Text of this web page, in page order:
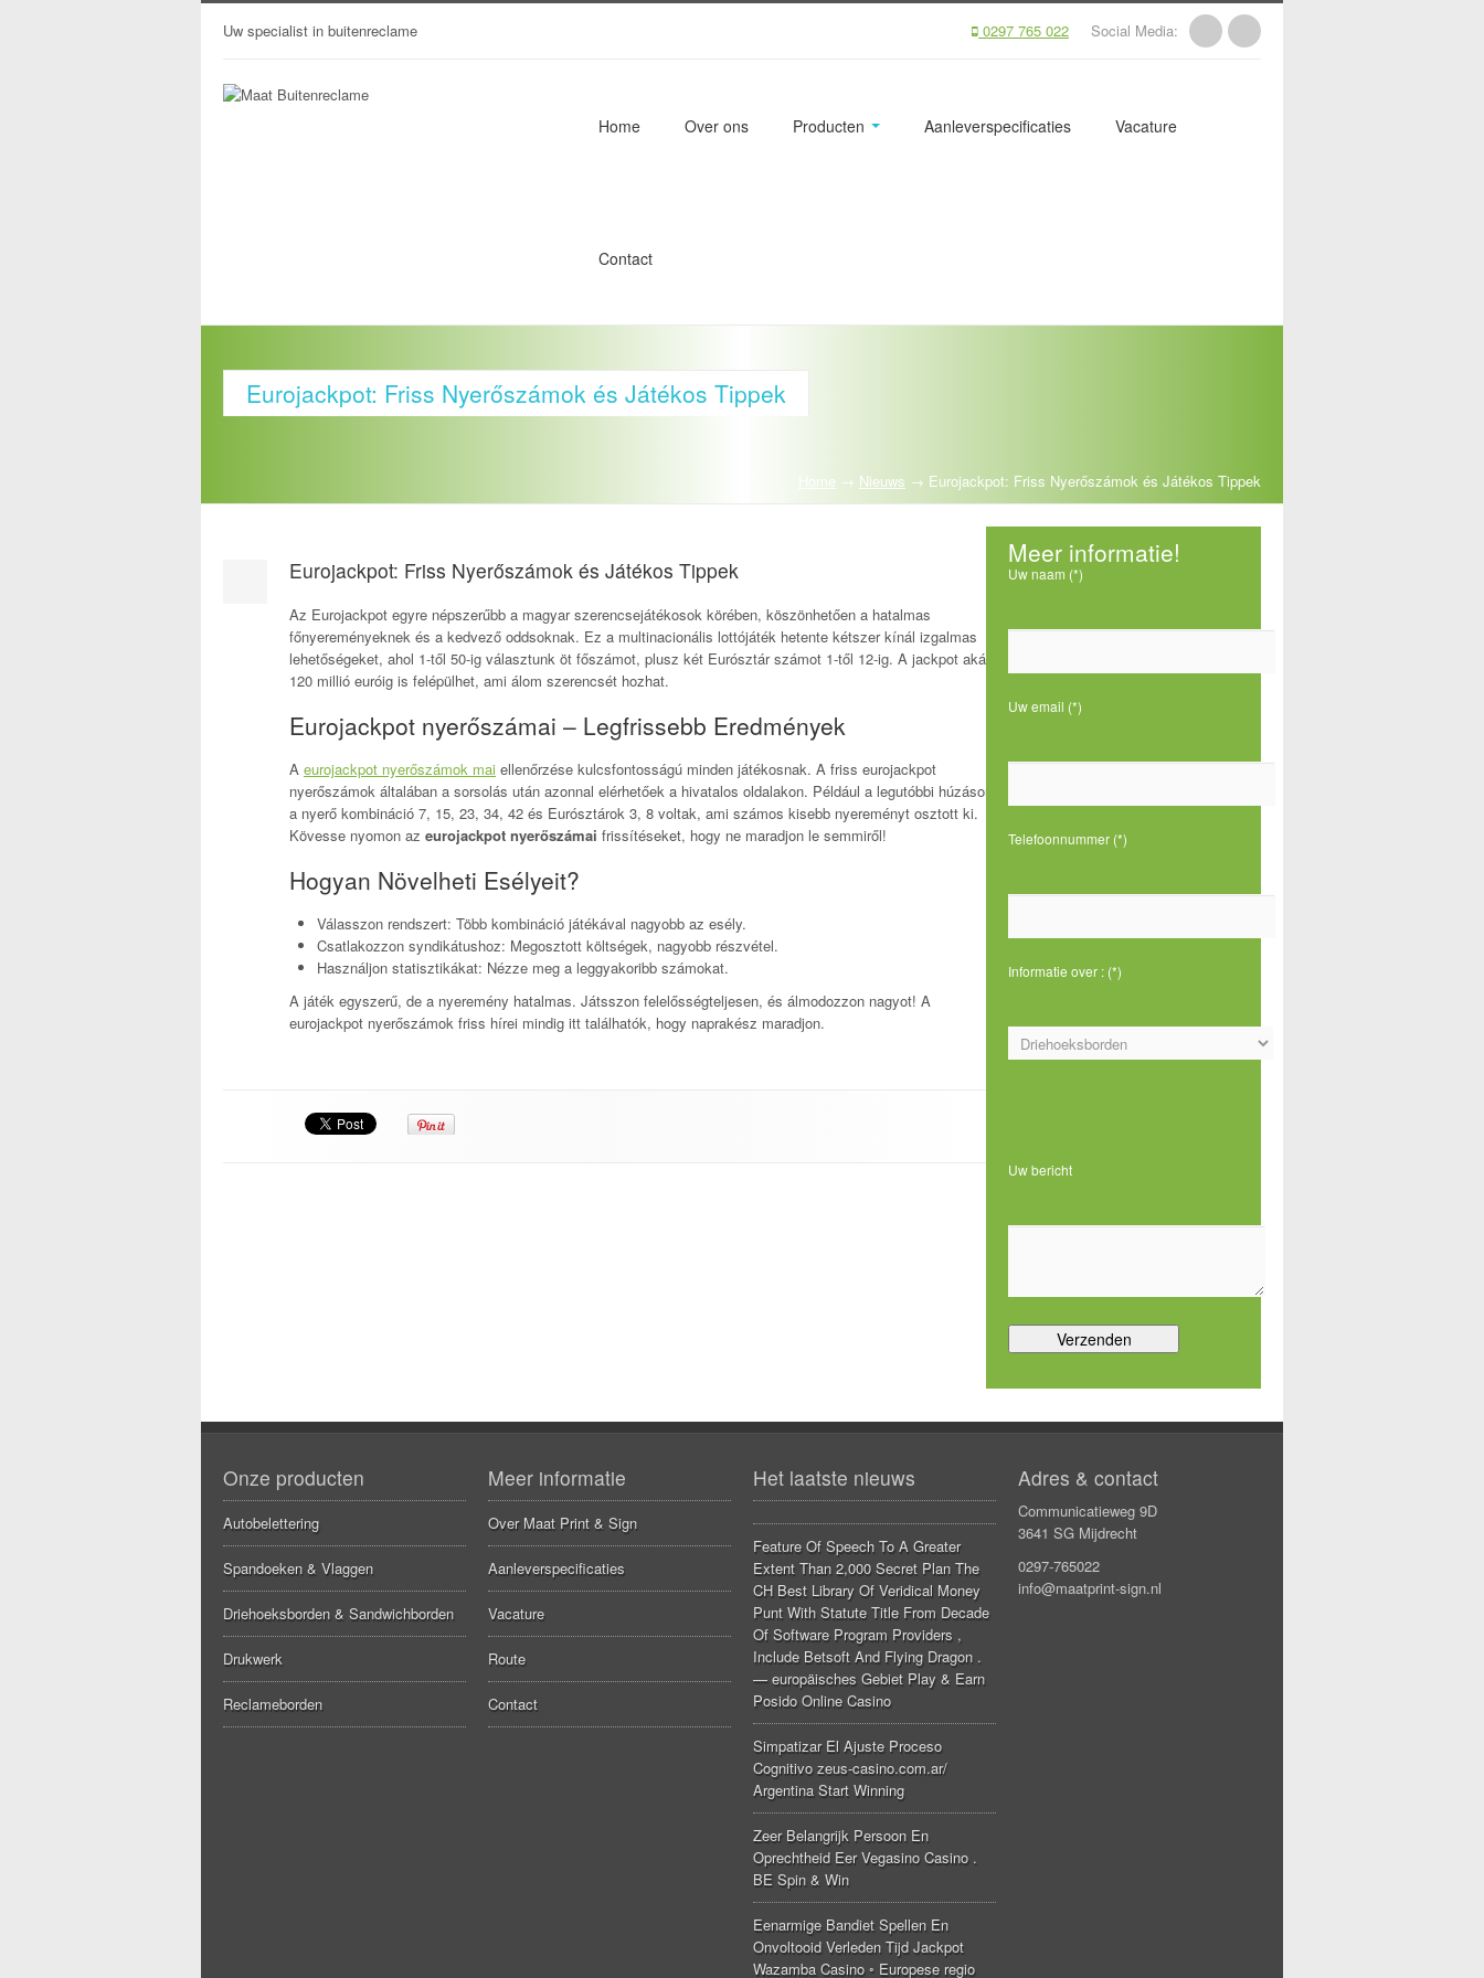
Uw specialist in buitenreclame Social Media:
0297 765 022
Home Over ons Producten Aanleverspecificaties Vacature
Contact
Eurojackpot: Friss Nyerőszámok és Játékos Tippek
Home → Nieuws → Eurojackpot: Friss Nyerőszámok és Játékos Tippek
Eurojackpot: Friss Nyerőszámok és Játékos Tippek
Az Eurojackpot egyre népszerűbb a magyar szerencsejátékosok körében, köszönhetően a hatalmas
főnyereményeknek és a kedvező oddsoknak. Ez a multinacionális lottójáték hetente kétszer kínál izgalmas
lehetőségeket, ahol 1-től 50-ig választunk öt főszámot, plusz két Eurósztár számot 1-től 12-ig. A jackpot akár
120 millió euróig is felépülhet, ami álom szerencsét hozhat.
Eurojackpot nyerőszámai – Legfrissebb Eredmények
A eurojackpot nyerőszámok mai ellenőrzése kulcsfontosságú minden játékosnak. A friss eurojackpot
nyerőszámok általában a sorsolás után azonnal elérhetőek a hivatalos oldalakon. Például a legutóbbi húzáson
a nyerő kombináció 7, 15, 23, 34, 42 és Eurósztárok 3, 8 voltak, ami számos kisebb nyereményt osztott ki.
Kövesse nyomon az eurojackpot nyerőszámai frissítéseket, hogy ne maradjon le semmiről!
Hogyan Növelheti Esélyeit?
Válasszon rendszert: Több kombináció játékával nagyobb az esély.
Csatlakozzon syndikátushoz: Megosztott költségek, nagyobb részvétel.
Használjon statisztikákat: Nézze meg a leggyakoribb számokat.
A játék egyszerű, de a nyeremény hatalmas. Játsszon felelősségteljesen, és álmodozzon nagyot! A
eurojackpot nyerőszámok friss hírei mindig itt találhatók, hogy naprakész maradjon.
Meer informatie!
Uw naam (*)
Uw email (*)
Telefoonnummer (*)
Informatie over : (*)
Uw bericht
Onze producten
Autobelettering
Spandoeken & Vlaggen
Driehoeksborden & Sandwichborden
Drukwerk
Reclameborden
Meer informatie
Over Maat Print & Sign
Aanleverspecificaties
Vacature
Route
Contact
Het laatste nieuws
Feature Of Speech To A Greater
Extent Than 2,000 Secret Plan The
CH Best Library Of Veridical Money
Punt With Statute Title From Decade
Of Software Program Providers ,
Include Betsoft And Flying Dragon .
— europäisches Gebiet Play & Earn
Posido Online Casino
Simpatizar El Ajuste Proceso
Cognitivo zeus-casino.com.ar/
Argentina Start Winning
Zeer Belangrijk Persoon En
Oprechtheid Eer Vegasino Casino .
BE Spin & Win
Eenarmige Bandiet Spellen En
Onvoltooid Verleden Tijd Jackpot
Wazamba Casino ◦ Europese regio
Adres & contact
Communicatieweg 9D
3641 SG Mijdrecht
0297-765022
info@maatprint-sign.nl